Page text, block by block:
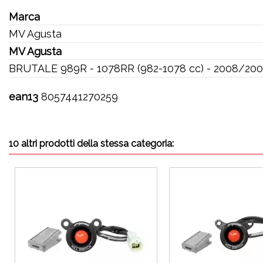
Marca
MV Agusta
MV Agusta
BRUTALE 989R - 1078RR (982-1078 cc) - 2008/
ean13 8057441270259
10 altri prodotti della stessa categoria: